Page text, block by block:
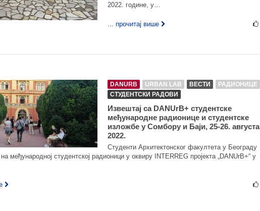
2022. године, у…
... прочитај више
DANURB URBAN LAB ВЕСТИ
РАДИОНИЦЕ
СТУДЕНТСКИ РАДОВИ
Извештај са DANUrB+ студентске
међународне радионице и студентске
изложбе у Сомбору и Баји, 25-26. августа
2022.
Студенти Архитектонског факултета у Београду
међународној студентској радионици у оквиру INTERREG пројекта „DANUrB+“ у